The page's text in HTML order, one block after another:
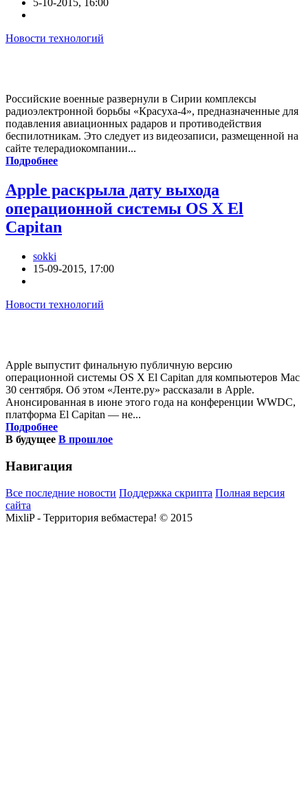
5-10-2015, 16:00
Новости технологий
Российские военные развернули в Сирии комплексы
радиоэлектронной борьбы «Красуха-4», предназначенные для
подавления авиационных радаров и противодействия
беспилотникам. Это следует из видеозаписи, размещенной на
сайте телерадиокомпании...
Подробнее
Apple раскрыла дату выхода
операционной системы OS X El
Capitan
sokki
15-09-2015, 17:00
Новости технологий
Apple выпустит финальную публичную версию
операционной системы OS X El Capitan для компьютеров Mac
30 сентября. Об этом «Ленте.ру» рассказали в Apple.
Анонсированная в июне этого года на конференции WWDC,
платформа El Capitan — не...
Подробнее
В будущее В прошлое
Навигация
Все последние новости Поддержка скрипта Полная версия
сайта
MixliP - Территория вебмастера! © 2015